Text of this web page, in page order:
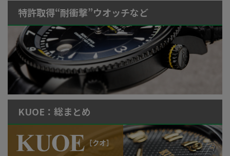
特許取得“耐衝撃”ウオッチなど
KUOE：総まとめ